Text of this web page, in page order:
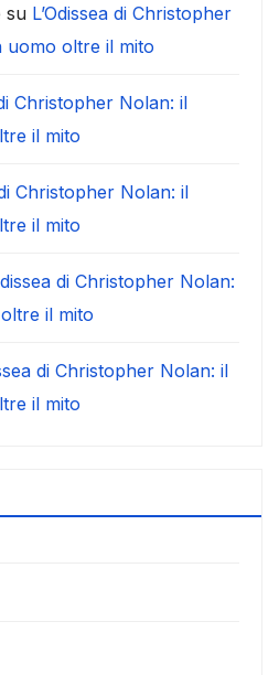
su L’Odissea di Christopher
uomo oltre il mito
di Christopher Nolan: il
il mito
di Christopher Nolan: il
il mito
di Christopher Nolan:
il mito
di Christopher Nolan: il
il mito